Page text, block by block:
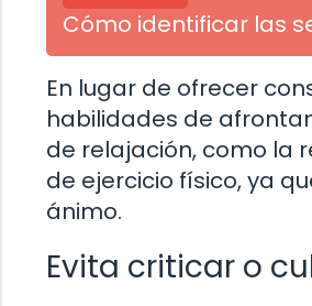
Cómo identificar las
En lugar de ofrecer
habilidades de
de relajación, como la
de ejercicio físico, ya
ánimo.
Evita criticar o